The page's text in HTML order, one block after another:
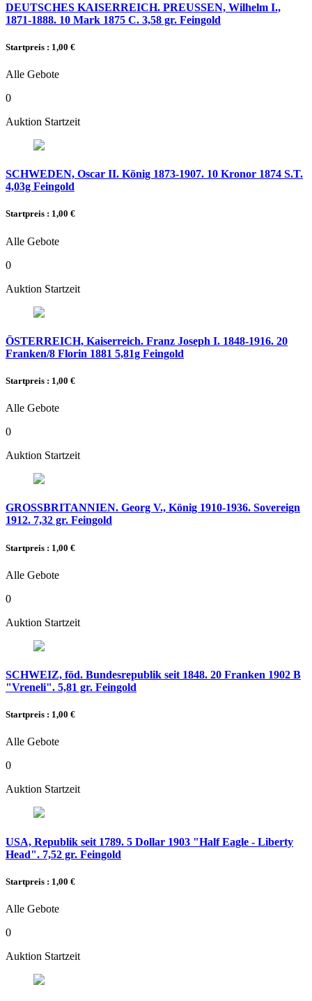
DEUTSCHES KAISERREICH. PREUSSEN, Wilhelm I.,
1871-1888. 10 Mark 1875 C. 3,58 gr. Feingold
Startpreis : 1,00 €
Alle Gebote
0
Auktion Startzeit
SCHWEDEN, Oscar II. König 1873-1907. 10 Kronor 1874 S.T.
4,03g Feingold
Startpreis : 1,00 €
Alle Gebote
0
Auktion Startzeit
ÖSTERREICH, Kaiserreich. Franz Joseph I. 1848-1916. 20
Franken/8 Florin 1881 5,81g Feingold
Startpreis : 1,00 €
Alle Gebote
0
Auktion Startzeit
GROSSBRITANNIEN. Georg V., König 1910-1936. Sovereign
1912. 7,32 gr. Feingold
Startpreis : 1,00 €
Alle Gebote
0
Auktion Startzeit
SCHWEIZ, föd. Bundesrepublik seit 1848. 20 Franken 1902 B
"Vreneli". 5,81 gr. Feingold
Startpreis : 1,00 €
Alle Gebote
0
Auktion Startzeit
USA, Republik seit 1789. 5 Dollar 1903 "Half Eagle - Liberty
Head". 7,52 gr. Feingold
Startpreis : 1,00 €
Alle Gebote
0
Auktion Startzeit